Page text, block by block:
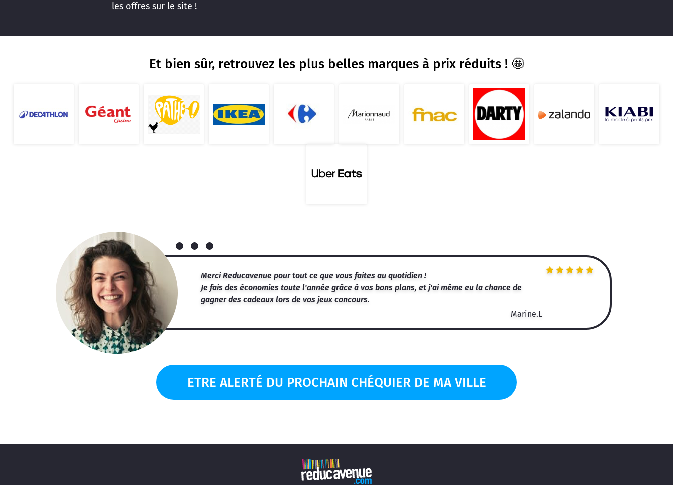
les offres sur le site !
Et bien sûr, retrouvez les plus belles marques à prix réduits ! 🤩
Merci Reducavenue pour tout ce que vous faites au quotidien !
Je fais des économies toute l'année grâce à vos bons plans, et j'ai même eu la chance de
gagner des cadeaux lors de vos jeux concours.
Marine.L
ETRE ALERTÉ DU PROCHAIN CHÉQUIER DE MA VILLE